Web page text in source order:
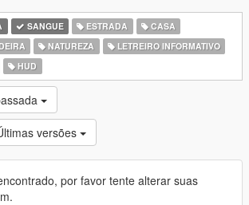
SANGUE ESTRADA
CASA
NATUREZA
LETREIRO INFORMATIVO
HUD
versões
por favor tente alterar suas